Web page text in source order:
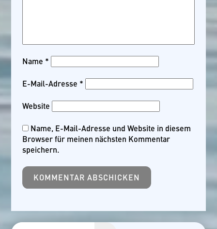
Name *
E-Mail-Adresse *
Website
Name, E-Mail-Adresse und Website in diesem
Browser für meinen nächsten Kommentar
speichern.
Suchen